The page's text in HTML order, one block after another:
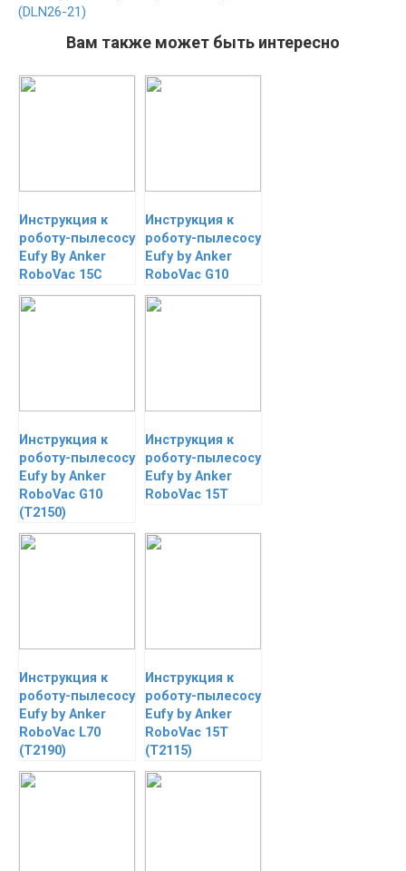
(DLN26-21)
Вам также может быть интересно
Инструкция к
роботу-пылесосу
Eufy By Anker
RoboVac 15C
Инструкция к
роботу-пылесосу
Eufy by Anker
RoboVac G10
Инструкция к
роботу-пылесосу
Eufy by Anker
RoboVac G10
(Т2150)
Инструкция к
роботу-пылесосу
Eufy by Anker
RoboVac 15T
Инструкция к
роботу-пылесосу
Eufy by Anker
RoboVac L70
(T2190)
Инструкция к
роботу-пылесосу
Eufy by Anker
RoboVac 15T
(T2115)